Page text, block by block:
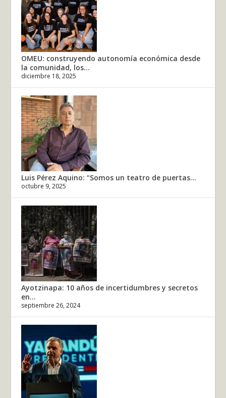
OMEU: construyendo autonomía económica desde
la comunidad, los...
diciembre 18, 2025
Luis Pérez Aquino: “Somos un teatro de puertas...
octubre 9, 2025
Ayotzinapa: 10 años de incertidumbres y secretos
en...
septiembre 26, 2024